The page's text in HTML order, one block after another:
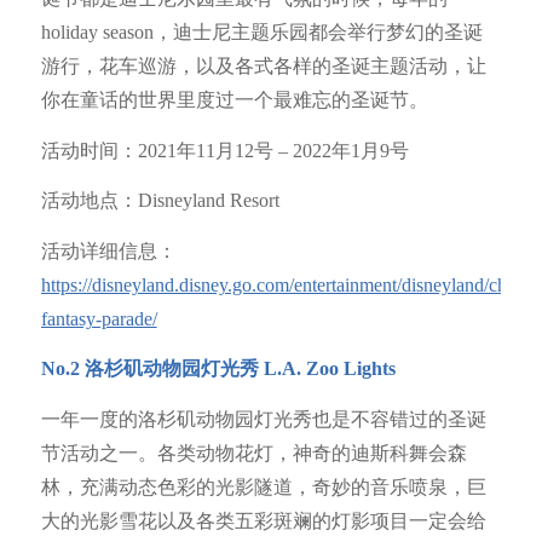
holiday season，迪士尼主题乐园都会举行梦幻的圣诞
游行，花车巡游，以及各式各样的圣诞主题活动，让
你在童话的世界里度过一个最难忘的圣诞节。
活动时间：2021年11月12号 – 2022年1月9号
活动地点：Disneyland Resort
活动详细信息：
https://disneyland.disney.go.com/entertainment/disneyland/
fantasy-parade/
No.2 洛杉矶动物园灯光秀L.A. Zoo Lights
一年一度的洛杉矶动物园灯光秀也是不容错过的圣诞
节活动之一。各类动物花灯，神奇的迪斯科舞会森
林，充满动态色彩的光影隧道，奇妙的音乐喷泉，巨
大的光影雪花以及各类五彩斑斓的灯影项目一定会给